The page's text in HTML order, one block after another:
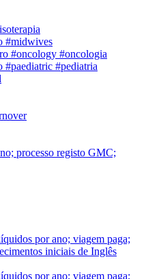
#midwives
#oncology #oncologia
#paediatric #pediatria
processo registo GMC;
por ano; viagem paga;
iniciais de Inglês
por ano; viagem paga;